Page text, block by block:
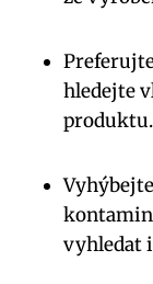
hledejte
produktu.
vyhledat